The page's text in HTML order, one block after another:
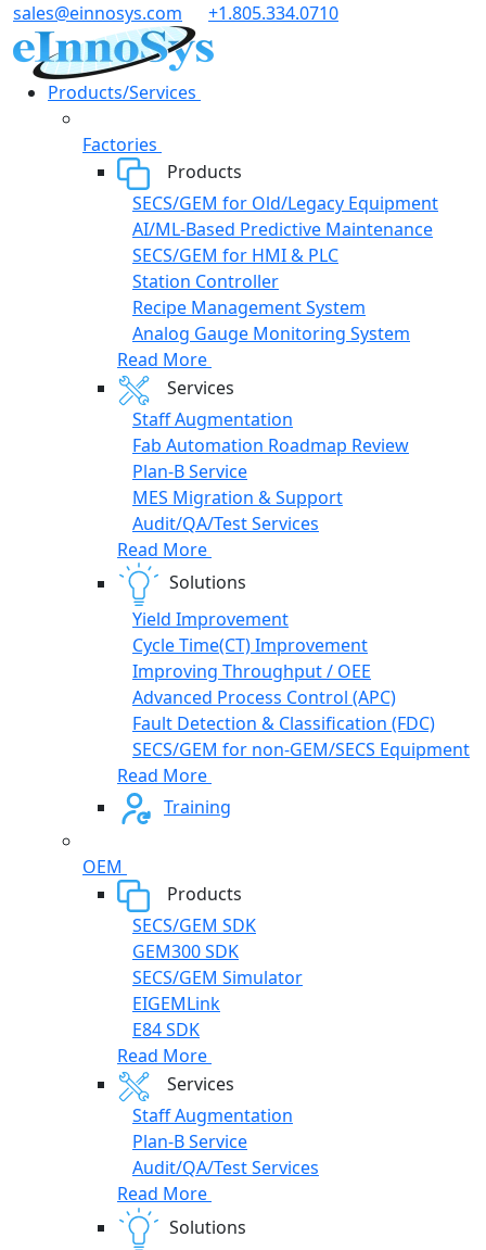
Skip
to
content
sales@einnosys.com +1.805.334.0710
Products/Services
Factories
Products
SECS/GEM for Old/Legacy Equipment
AI/ML-Based Predictive Maintenance
SECS/GEM for HMI & PLC
Station Controller
Recipe Management System
Analog Gauge Monitoring System
Read More
Services
Staff Augmentation
Fab Automation Roadmap Review
Plan-B Service
MES Migration & Support
Audit/QA/Test Services
Read More
Solutions
Yield Improvement
Cycle Time(CT) Improvement
Improving Throughput / OEE
Advanced Process Control (APC)
Fault Detection & Classification (FDC)
SECS/GEM for non-GEM/SECS Equipment
Read More
Training
OEM
Products
SECS/GEM SDK
GEM300 SDK
SECS/GEM Simulator
EIGEMLink
E84 SDK
Read More
Services
Staff Augmentation
Plan-B Service
Audit/QA/Test Services
Read More
Solutions